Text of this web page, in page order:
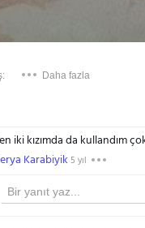
Daha fazla
iki kızımda da kullandım
Karabiyik 5 yıl